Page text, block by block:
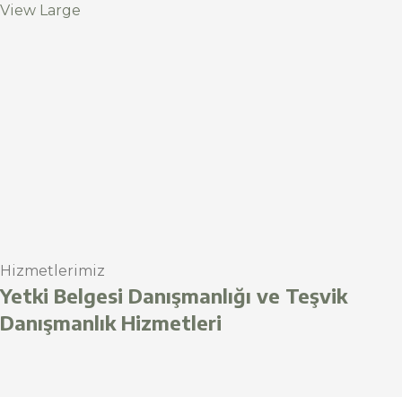
View Large
Hizmetlerimiz
Yetki Belgesi Danışmanlığı ve Teşvik
Danışmanlık Hizmetleri